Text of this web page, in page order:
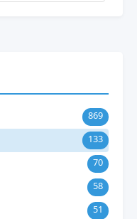
869
133
70
58
51